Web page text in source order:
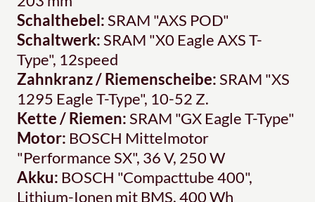
Schalthebel:SRAM "AXS POD"
Schaltwerk:SRAM "X0 Eagle AXS T-
Type", 12speed
Zahnkranz / Riemenscheibe:SRAM "XS
1295 Eagle T-Type", 10-52 Z.
Kette / Riemen:SRAM "GX Eagle T-Type"
Motor: BOSCH Mittelmotor
"Performance SX", 36 V, 250 W
Akku: BOSCH "Compacttube 400",
Lithium-Ionen mit BMS, 400 Wh